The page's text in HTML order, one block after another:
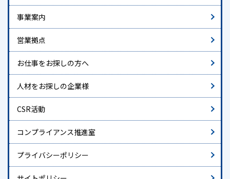
事業案内
営業拠点
お仕事をお探しの方へ
人材をお探しの企業様
CSR活動
コンプライアンス推進室
プライバシーポリシー